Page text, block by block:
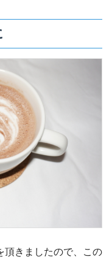
頂きましたので、この